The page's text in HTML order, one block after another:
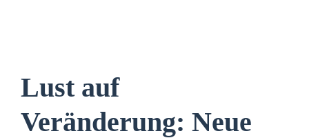
Lust auf
Veränderung: Neue